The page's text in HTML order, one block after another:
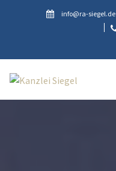
info@ra-siegel.de